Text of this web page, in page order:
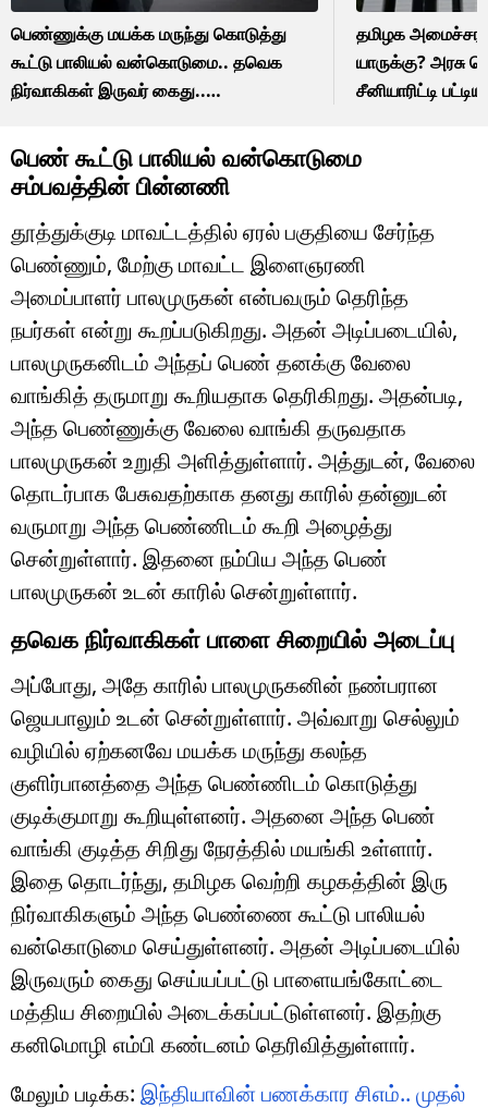
பெண்ணுக்கு மயக்க மருந்து கொடுத்து
கூட்டு பாலியல் வன்கொடுமை.. தவெக
நிர்வாகிகள் இருவர் கைது..
தமிழக
யாருக்கு? அரசு
சீனியாரிட்டி
பெண் கூட்டு பாலியல் வன்கொடுமை
சம்பவத்தின் பின்னணி
தூத்துக்குடி மாவட்டத்தில் ஏரல் பகுதியை சேர்ந்த
பெண்ணும், மேற்கு மாவட்ட இளைஞரணி
அமைப்பாளர் பாலமுருகன் என்பவரும் தெரிந்த
நபர்கள் என்று கூறப்படுகிறது. அதன் அடிப்படையில்,
பாலமுருகனிடம் அந்தப் பெண் தனக்கு வேலை
வாங்கித் தருமாறு கூறியதாக தெரிகிறது. அதன்படி,
அந்த பெண்ணுக்கு வேலை வாங்கி தருவதாக
பாலமுருகன் உறுதி அளித்துள்ளார். அத்துடன், வேலை
தொடர்பாக பேசுவதற்காக தனது காரில் தன்னுடன்
வருமாறு அந்த பெண்ணிடம் கூறி அழைத்து
சென்றுள்ளார். இதனை நம்பிய அந்த பெண்
பாலமுருகன் உடன் காரில் சென்றுள்ளார்.
தவெக நிர்வாகிகள் பாளை சிறையில் அடைப்பு
அப்போது, அதே காரில் பாலமுருகனின் நண்பரான
ஜெயபாலும் உடன் சென்றுள்ளார். அவ்வாறு செல்லும்
வழியில் ஏற்கனவே மயக்க மருந்து கலந்த
குளிர்பானத்தை அந்த பெண்ணிடம் கொடுத்து
குடிக்குமாறு கூறியுள்ளனர். அதனை அந்த பெண்
வாங்கி குடித்த சிறிது நேரத்தில் மயங்கி உள்ளார்.
இதை தொடர்ந்து, தமிழக வெற்றி கழகத்தின் இரு
நிர்வாகிகளும் அந்த பெண்ணை கூட்டு பாலியல்
வன்கொடுமை செய்துள்ளனர். அதன் அடிப்படையில்
இருவரும் கைது செய்யப்பட்டு பாளையங்கோட்டை
மத்திய சிறையில் அடைக்கப்பட்டுள்ளனர். இதற்கு
கனிமொழி எம்பி கண்டனம் தெரிவித்துள்ளார்.
மேலும் படிக்க: இந்தியாவின் பணக்கார சிஎம்.. முதல்